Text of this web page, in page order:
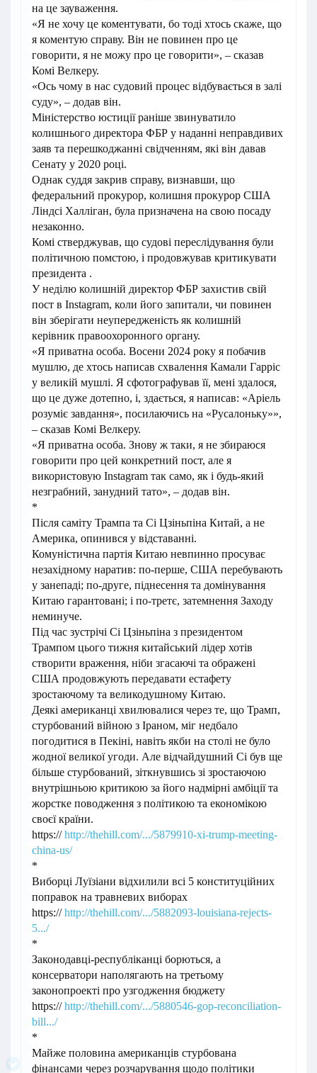
на це зауваження.
«Я не хочу це коментувати, бо тоді хтось скаже, що
я коментую справу. Він не повинен про це
говорити, я не можу про це говорити», – сказав
Комі Велкеру.
«Ось чому в нас судовий процес відбувається в залі
суду», – додав він.
Міністерство юстиції раніше звинуватило
колишнього директора ФБР у наданні неправдивих
заяв та перешкоджанні свідченням, які він давав
Сенату у 2020 році.
Однак суддя закрив справу, визнавши, що
федеральний прокурор, колишня прокурор США
Ліндсі Халліган, була призначена на свою посаду
незаконно.
Комі стверджував, що судові переслідування були
політичною помстою, і продовжував критикувати
президента .
У неділю колишній директор ФБР захистив свій
пост в Instagram, коли його запитали, чи повинен
він зберігати неупередженість як колишній
керівник правоохоронного органу.
«Я приватна особа. Восени 2024 року я побачив
мушлю, де хтось написав схвалення Камали Гарріс
у великій мушлі. Я сфотографував її, мені здалося,
що це дуже дотепно, і, здається, я написав: «Аріель
розуміє завдання», посилаючись на «Русалоньку»»,
– сказав Комі Велкеру.
«Я приватна особа. Знову ж таки, я не збираюся
говорити про цей конкретний пост, але я
використовую Instagram так само, як і будь-який
незграбний, занудний тато», – додав він.
*
Після саміту Трампа та Сі Цзіньпіна Китай, а не
Америка, опинився у відставанні.
Комуністична партія Китаю невпинно просуває
незахідному наратив: по-перше, США перебувають
у занепаді; по-друге, піднесення та домінування
Китаю гарантовані; і по-третє, затемнення Заходу
неминуче.
Під час зустрічі Сі Цзіньпіна з президентом
Трампом цього тижня китайський лідер хотів
створити враження, ніби згасаючі та ображені
США продовжують передавати естафету
зростаючому та великодушному Китаю.
Деякі американці хвилювалися через те, що Трамп,
стурбований війною з Іраном, міг недбало
погодитися в Пекіні, навіть якби на столі не було
жодної великої угоди. Але відчайдушний Сі був ще
більше стурбований, зіткнувшись зі зростаючою
внутрішньою критикою за його надмірні амбіції та
жорстке поводження з політикою та економікою
своєї країни.
https://http://thehill.com/.../5879910-xi-trump-meeting-
china-us/
*
Виборці Луїзіани відхилили всі 5 конституційних
поправок на травневих виборах
https://http://thehill.com/.../5882093-louisiana-rejects-
5.../
*
Законодавці-республіканці борються, а
консерватори наполягають на третьому
законопроекті про узгодження бюджету
https://http://thehill.com/.../5880546-gop-reconciliation-
bill.../
*
Майже половина американців стурбована
фінансами через розчарування щодо політики